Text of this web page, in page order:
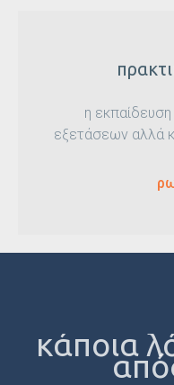
η
εξετάσεων αλλά
κάποια